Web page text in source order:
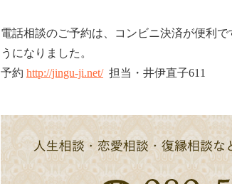
電話相談のご予約は、コンビニ決済が便利
うになりました。
予約 http://jingu-ji.net/担当・井伊直子611